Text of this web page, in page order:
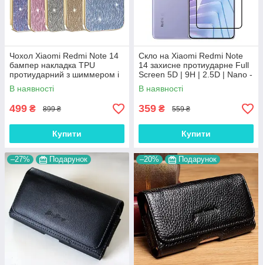
Чохол Xiaomi Redmi Note 14
бампер накладка TPU
протиударний з шиммером і
блискітками "DIMOND"
В наявності
499 ₴ 899 ₴
Купити
Скло на Xiaomi Redmi Note
14 захисне протиударне Full
Screen 5D | 9H | 2.5D | Nano -
покриття "HYPER"
В наявності
359 ₴ 559 ₴
Купити
–27% Подарунок –20% Подарунок